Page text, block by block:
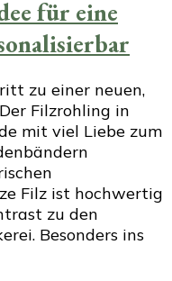
für eine
zu einer neuen,
Filzrohling in
mit viel Liebe zum
Filz ist hochwertig
zu den
Besonders ins